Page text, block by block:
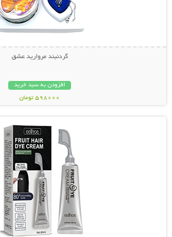
گردنبند مروارید عشق
افزودن به سبد خرید
598000 تومان
نمایش توضیحات بیشتر